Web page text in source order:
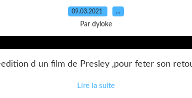
09.03.2021 …
Par dyloke
d un film de Presley ,pour feter son
Lire la suite